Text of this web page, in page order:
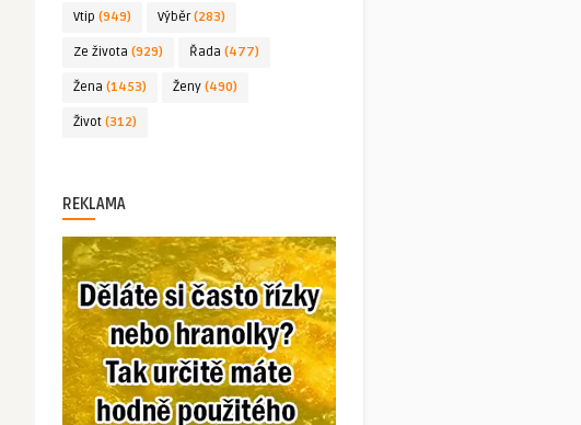
Vtip (949) Výběr(283)
Ze života (929) Řada (477)
Žena (1453) Ženy (490)
Život (312)
REKLAMA